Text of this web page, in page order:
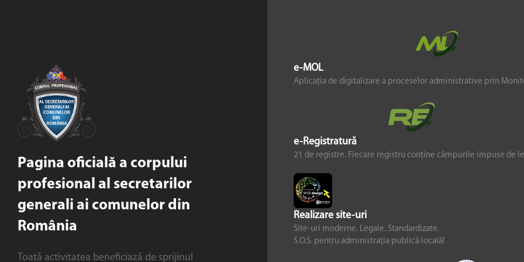
Pagina oficială a corpului
profesional al secretarilor
generali ai comunelor din
România
Toată activitatea beneficiază de sprijinul
e-MOL
Aplicația de digitalizare a proceselor administrative prin
e-Registratură
21 de registre. Fiecare registru conține câmpurile impuse de
Realizare site-uri
Site-uri moderne. Legale. Standardizate.
S.O.S. pentru administrația publică locală!